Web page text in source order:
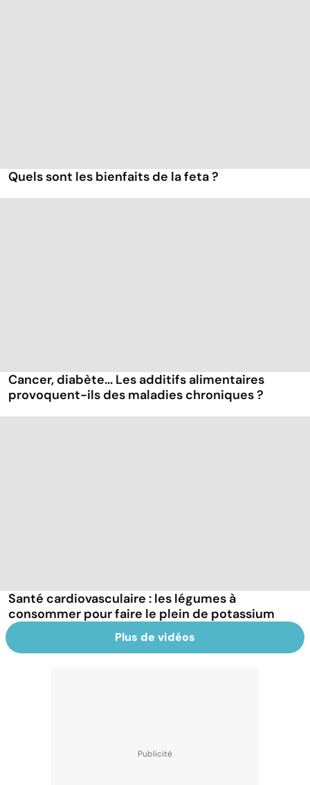
Quels sont les bienfaits de la feta ?
Cancer, diabète... Les additifs alimentaires
provoquent-ils des maladies chroniques ?
Santé cardiovasculaire : les légumes à
consommer pour faire le plein de potassium
Plus de vidéos